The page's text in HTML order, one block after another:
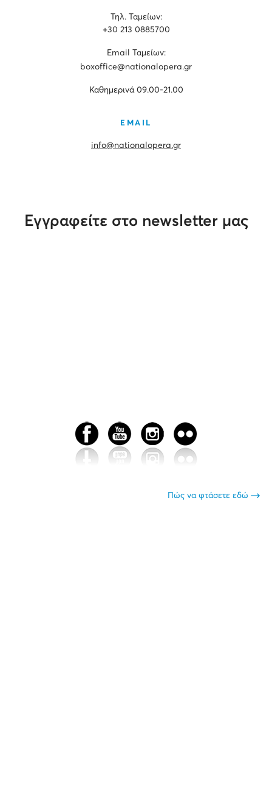
Τηλ. Ταμείων:
+30 213 0885700
Εmail Ταμείων:
boxoffice@nationalopera.gr
Καθημερινά 09.00-21.00
EMAIL
info@nationalopera.gr
Εγγραφείτε στο newsletter μας
Πώς να φτάσετε εδώ